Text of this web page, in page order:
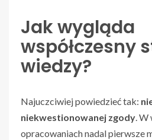
Jak wygląda
współczesny
wiedzy?
Najuczciwiej powiedzieć tak:
niekwestionowanej zgody. W
opracowaniach nadal pierwsze